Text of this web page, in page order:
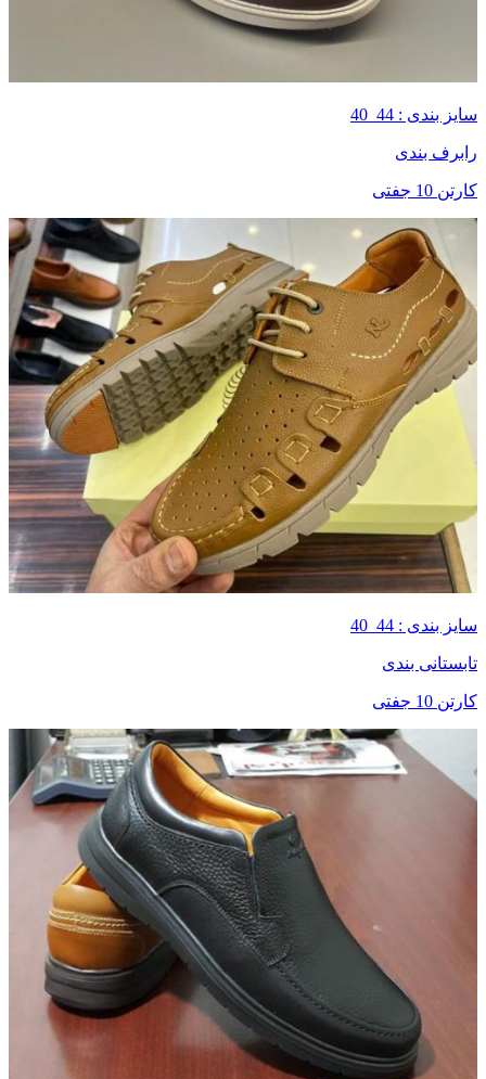
سایز بندی : 44_40
رابرف بندی
کارتن 10 جفتی
سایز بندی : 44_40
تابستانی بندی
کارتن 10 جفتی